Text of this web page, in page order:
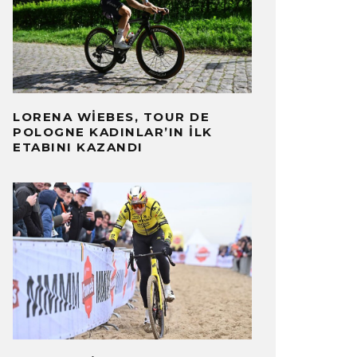
LORENA WIEBES, TOUR DE
POLOGNE KADINLAR’IN İLK
ETABINI KAZANDI